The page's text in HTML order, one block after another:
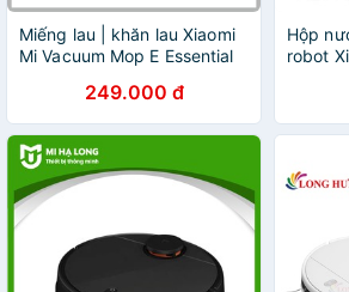
Miếng lau | khăn lau Xiaomi
Mi Vacuum Mop E Essential
BHR4250TY - Chính hãng
249.000 đ
Hộp
robot